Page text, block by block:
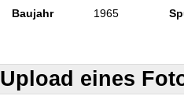
Baujahr
1965
Upload eines